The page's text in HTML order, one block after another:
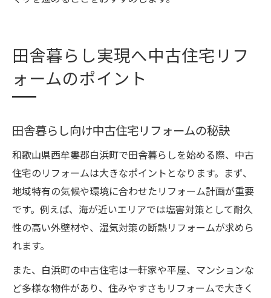
田舎暮らし実現へ中古住宅リフ
ォームのポイント
田舎暮らし向け中古住宅リフォームの秘訣
和歌山県西牟婁郡白浜町で田舎暮らしを始める際、中古
住宅のリフォームは大きなポイントとなります。まず、
地域特有の気候や環境に合わせたリフォーム計画が重要
です。例えば、海が近いエリアでは塩害対策として耐久
性の高い外壁材や、湿気対策の断熱リフォームが求めら
れます。
また、白浜町の中古住宅は一軒家や平屋、マンションな
ど多様な物件があり、住みやすさもリフォームで大きく